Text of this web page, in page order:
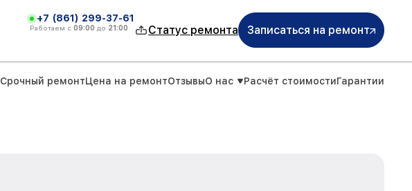
+7 (861) 299-37-61
Работаем с 09:00 до 21:00 Статус ремонта Записаться на ремонт
Срочный ремонтЦена на ремонтОтзывыО нас Расчёт стоимостиГарантии